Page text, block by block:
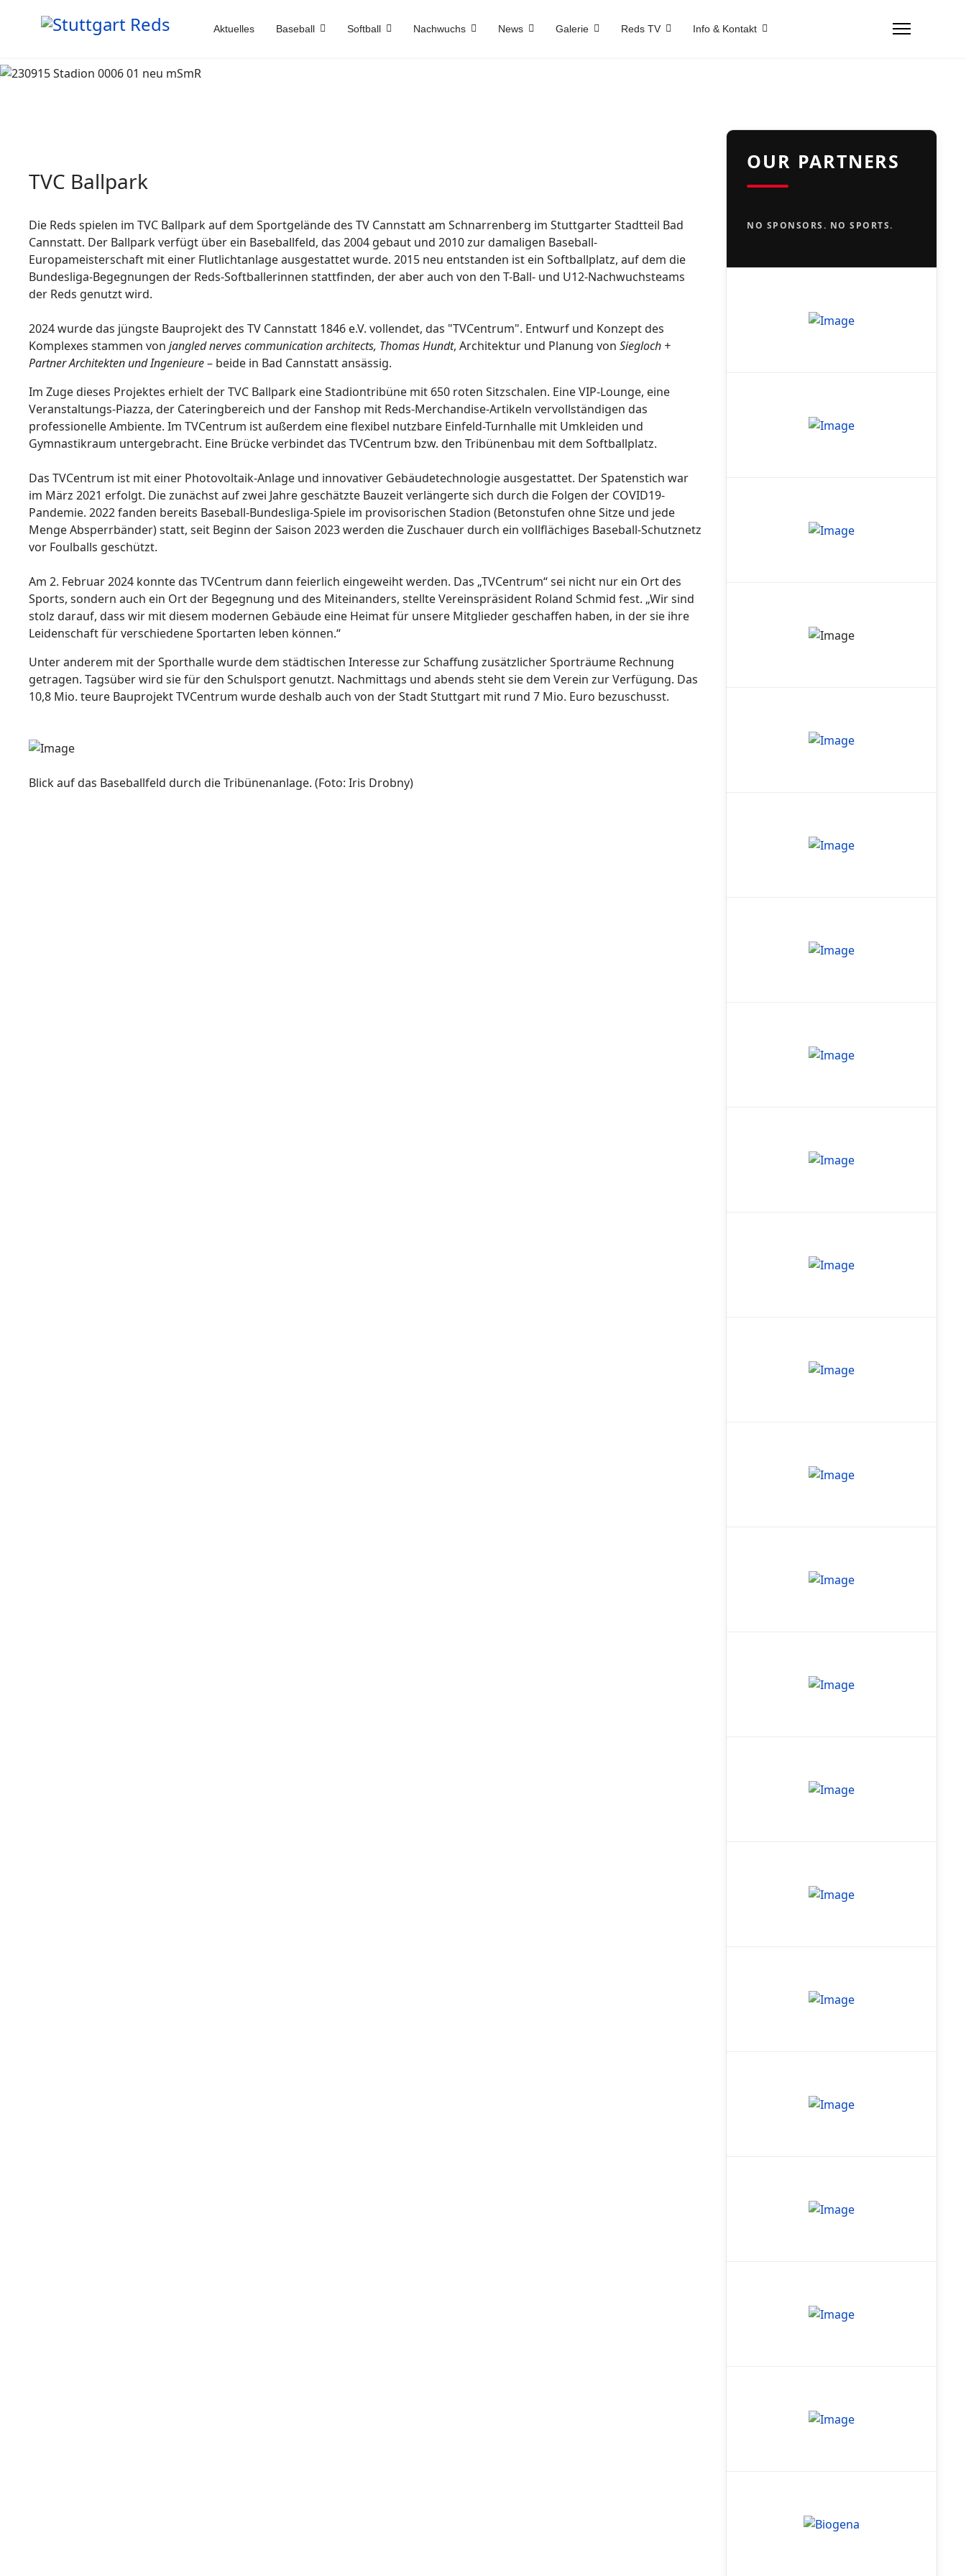
Aktuelles Baseball Softball Nachwuchs News Galerie Reds TV Info & Kontakt
TVC Ballpark
Die Reds spielen im TVC Ballpark auf dem Sportgelände des TV Cannstatt am Schnarrenberg im Stuttgarter Stadtteil Bad
Cannstatt. Der Ballpark verfügt über ein Baseballfeld, das 2004 gebaut und 2010 zur damaligen Baseball-
Europameisterschaft mit einer Flutlichtanlage ausgestattet wurde. 2015 neu entstanden ist ein Softballplatz, auf dem die
Bundesliga-Begegnungen der Reds-Softballerinnen stattfinden, der aber auch von den T-Ball- und U12-Nachwuchsteams
der Reds genutzt wird.
2024 wurde das jüngste Bauprojekt des TV Cannstatt 1846 e.V. vollendet, das "TVCentrum". Entwurf und Konzept des
Komplexes stammen vonjangled nerves communication architects, Thomas Hundt, Architektur und Planung vonSiegloch +
Partner Architekten und Ingenieure– beide in Bad Cannstatt ansässig.
Im Zuge dieses Projektes erhielt der TVC Ballpark eine Stadiontribüne mit 650 roten Sitzschalen. Eine VIP-Lounge, eine
Veranstaltungs-Piazza, der Cateringbereich und der Fanshop mit Reds-Merchandise-Artikeln vervollständigen das
professionelle Ambiente. Im TVCentrum ist außerdem eine flexibel nutzbare Einfeld-Turnhalle mit Umkleiden und
Gymnastikraum untergebracht. Eine Brücke verbindet das TVCentrum bzw. den Tribünenbau mit dem Softballplatz.
Das TVCentrum ist mit einer Photovoltaik-Anlage und innovativer Gebäudetechnologie ausgestattet. Der Spatenstich war
im März 2021 erfolgt. Die zunächst auf zwei Jahre geschätzte Bauzeit verlängerte sich durch die Folgen der COVID19-
Pandemie. 2022 fanden bereits Baseball-Bundesliga-Spiele im provisorischen Stadion (Betonstufen ohne Sitze und jede
Menge Absperrbänder) statt, seit Beginn der Saison 2023 werden die Zuschauer durch ein vollflächiges Baseball-Schutznetz
vor Foulballs geschützt.
Am 2. Februar 2024 konnte das TVCentrum dann feierlich eingeweiht werden. Das „TVCentrum“ sei nicht nur ein Ort des
Sports, sondern auch ein Ort der Begegnung und des Miteinanders, stellte Vereinspräsident Roland Schmid fest. „Wir sind
stolz darauf, dass wir mit diesem modernen Gebäude eine Heimat für unsere Mitglieder geschaffen haben, in der sie ihre
Leidenschaft für verschiedene Sportarten leben können.“
Unter anderem mit der Sporthalle wurde dem städtischen Interesse zur Schaffung zusätzlicher Sporträume Rechnung
getragen. Tagsüber wird sie für den Schulsport genutzt. Nachmittags und abends steht sie dem Verein zur Verfügung. Das
10,8 Mio. teure Bauprojekt TVCentrum wurde deshalb auch von der Stadt Stuttgart mit rund 7 Mio. Euro bezuschusst.
Blick auf das Baseballfeld durch die Tribünenanlage. (Foto: Iris Drobny)
OUR PARTNERS
NO SPONSORS. NO SPORTS.